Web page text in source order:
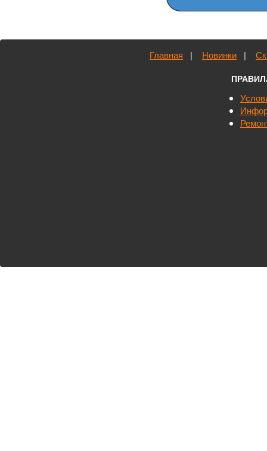
Бензиновая
Электростанция
Clik 5000 R (4,4 кВт)
Бензиновый
Главная | Новинки |